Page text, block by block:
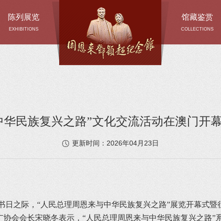
陈列展览
EXHIBITIONS
馆藏鉴赏
COLLECTIONS
民族复兴之路”文化交流活动在澳门开
更新时间： 2026年04月23日
日之际，“人民总理周恩来与中华民族复兴之路”展览开幕式
会会长宋晓冬表示，“人民总理周恩来与中华民族复兴之路